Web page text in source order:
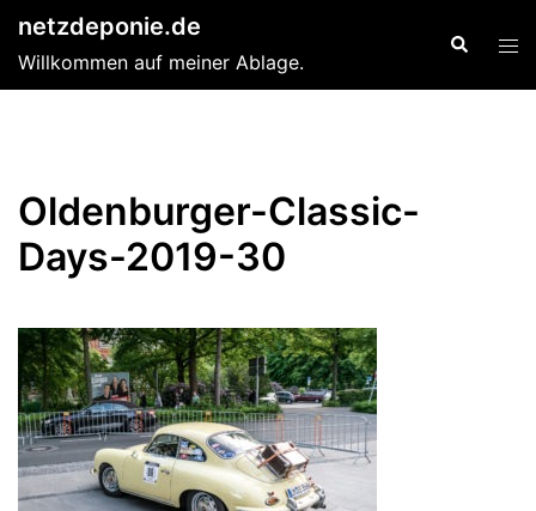
springen
netzdeponie.de
Willkommen auf meiner Ablage.
Suche
Oldenburger-Classic-
Days-2019-30